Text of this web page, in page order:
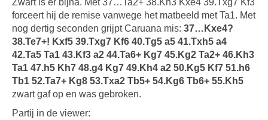
Zwart is er bijna. Met 37…Ta2+ 38.Kh3 Kxe4 39.Txg7 Kf3
forceert hij de remise vanwege het matbeeld met Ta1. Met
nog dertig seconden grijpt Caruana mis: 37…Kxe4?
38.Te7+! Kxf5 39.Txg7 Kf6 40.Tg5 a5 41.Txh5 a4
42.Ta5 Ta1 43.Kf3 a2 44.Ta6+ Kg7 45.Kg2 Ta2+ 46.Kh3
Ta1 47.h5 Kh7 48.g4 Kg7 49.Kh4 a2 50.Kg5 Kf7 51.h6
Tb1 52.Ta7+ Kg8 53.Txa2 Tb5+ 54.Kg6 Tb6+ 55.Kh5
zwart gaf op en was gebroken.
Partij in de viewer: